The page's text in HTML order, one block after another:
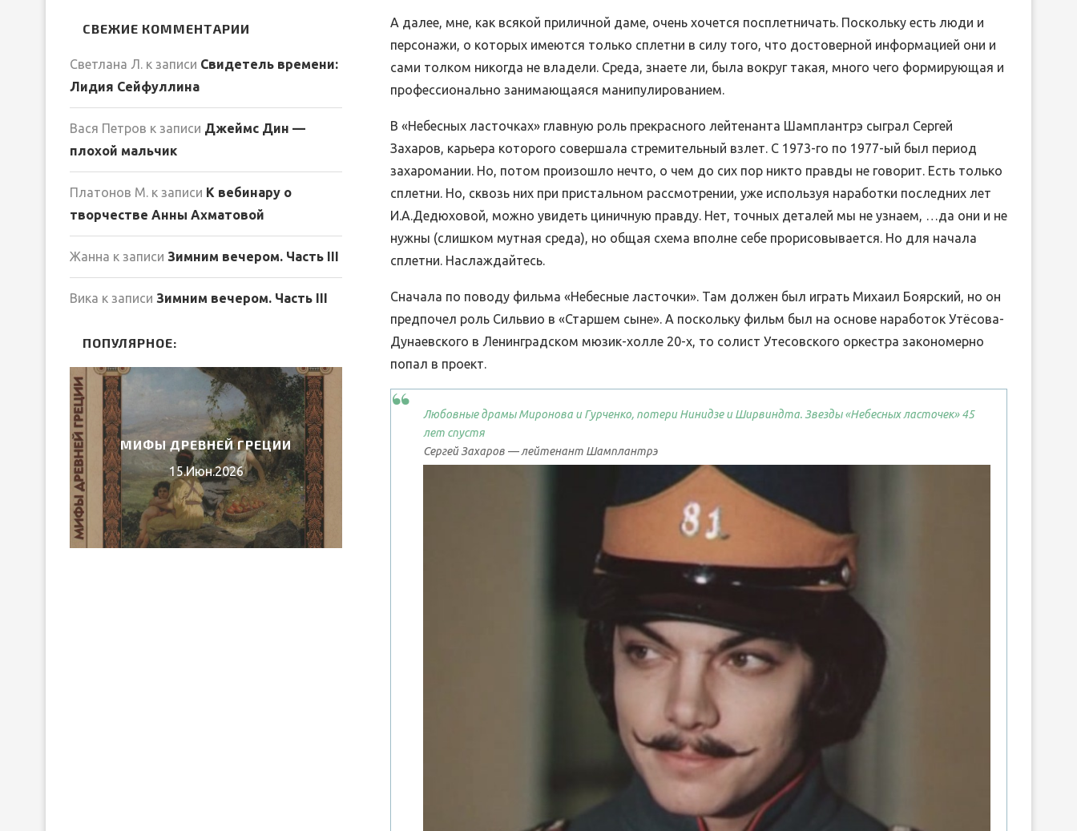
List
А далее, мне, как всякой приличной даме, очень хочется посплетничать. Поскольку есть люди и
персонажи, о которых имеются только сплетни в силу того, что достоверной информацией они и
сами толком никогда не владели. Среда, знаете ли, была вокруг такая, много чего формирующая и
профессионально занимающаяся манипулированием.
В «Небесных ласточках» главную роль прекрасного лейтенанта Шамплантрэ сыграл Сергей
Захаров, карьера которого совершала стремительный взлет. С 1973-го по 1977-ый был период
захаромании. Но, потом произошло нечто, о чем до сих пор никто правды не говорит. Есть только
сплетни. Но, сквозь них при пристальном рассмотрении, уже используя наработки последних лет
И.А.Дедюховой, можно увидеть циничную правду. Нет, точных деталей мы не узнаем, …да они и не
нужны (слишком мутная среда), но общая схема вполне себе прорисовывается. Но для начала
сплетни. Наслаждайтесь.
Сначала по поводу фильма «Небесные ласточки». Там должен был играть Михаил Боярский, но он
предпочел роль Сильвио в «Старшем сыне». А поскольку фильм был на основе наработок Утёсова-
Дунаевского в Ленинградском мюзик-холле 20-х, то солист Утесовского оркестра закономерно
попал в проект.
Любовные драмы Миронова и Гурченко, потери Нинидзе и Ширвиндта. Звезды «Небесных ласточек» 45
лет спустя
Сергей Захаров — лейтенант Шамплантрэ
СВЕЖИЕ КОММЕНТАРИИ
Светлана Л. к записи Свидетель времени:
Лидия Сейфуллина
Вася Петров к записи Джеймс Дин —
плохой мальчик
Платонов М. к записи К вебинару о
творчестве Анны Ахматовой
Жанна к записи Зимним вечером. Часть III
Вика к записи Зимним вечером. Часть III
ПОПУЛЯРНОЕ:
ЛИБРЕТТО ОПЕРЫ ГАЭТАНО
ДОНИЦЕТТИ «ДОЧЬ ПОЛКА»
05.Июн.2026
ВЕБИНАРЫ ИЮНЯ 2026 ГОДА
03.Май.2026